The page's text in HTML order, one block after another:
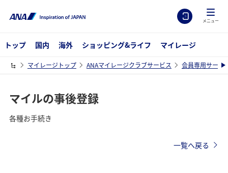
メニュー
トップ 国内 海外 ショッピング&ライフ マイレージ
マイレージトップ ANAマイレージクラブサービス 会員専用サービ
マイルの事後登録
各種お手続き
一覧へ戻る